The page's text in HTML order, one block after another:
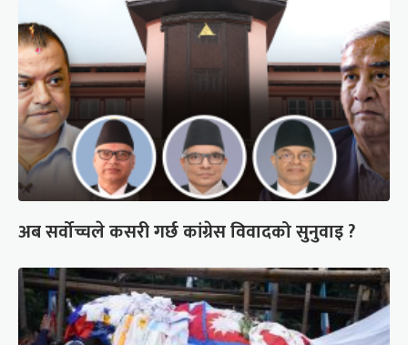
अब सर्वोच्चले कसरी गर्छ कांग्रेस विवादको सुनुवाइ ?